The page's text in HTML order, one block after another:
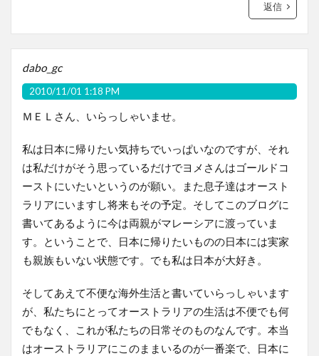
返信
dabo_gc
2010/11/01 1:18 PM
ＭＥＬさん、いらっしゃいませ。
私は日本に帰りたい気持ちでいっぱいなのですが、それ
は私だけがそう思っているだけでヨメさんはゴールドコ
ーストにいたいというのが願い。また息子達はオースト
ラリアにいますし将来もその予定。そしてこのブログに
書いてあるように今は両親がマレーシアに渡っていま
す。ということで、日本に帰りたいものの日本には実家
も親族もいない状態です。でも私は日本が大好き。
そしてあえて不便な海外生活と書いていらっしゃいます
が、私たちにとってオーストラリアの生活は不便でも何
でもなく、これが私たちの日常そのものなんです。本当
はオーストラリアにこのままいるのが一番楽で、日本に